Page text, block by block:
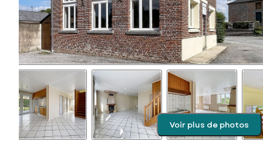
Voir plus de photos